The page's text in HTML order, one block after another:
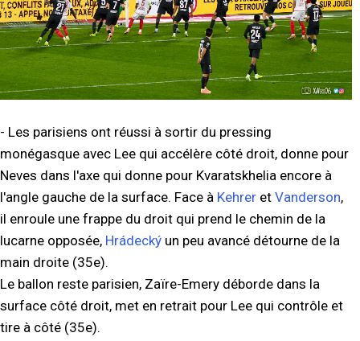
- Les parisiens ont réussi à sortir du pressing
monégasque avec Lee qui accélère côté droit, donne pour
Neves dans l'axe qui donne pour Kvaratskhelia encore à
l'angle gauche de la surface. Face à Kehrer et Vanderson,
il enroule une frappe du droit qui prend le chemin de la
lucarne opposée, Hrádecký un peu avancé détourne de la
main droite (35e).
Le ballon reste parisien, Zaïre-Emery déborde dans la
surface côté droit, met en retrait pour Lee qui contrôle et
tire à côté (35e).